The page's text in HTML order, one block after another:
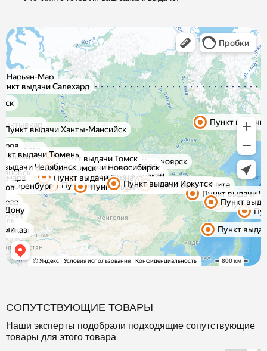
СОПУТСТВУЮЩИЕ ТОВАРЫ
Наши эксперты подобрали подходящие сопутствующие
товары для этого товара